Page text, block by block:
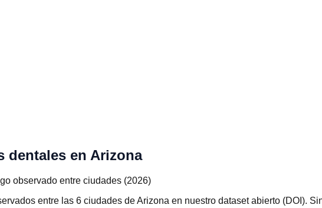
dentales en Arizona
observado entre ciudades (2026)
entre las 6 ciudades de Arizona en nuestro dataset abierto (DOI).